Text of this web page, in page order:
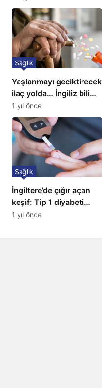
Yaşlanmayı geciktirecek
ilaç yolda… İngiliz bilim
insanları açıkladı!
Sağlık
1 yıl önce
İngiltere’de çığır açan
keşif: Tip 1 diyabeti
yıllarca öteliyor
Sağlık
1 yıl önce